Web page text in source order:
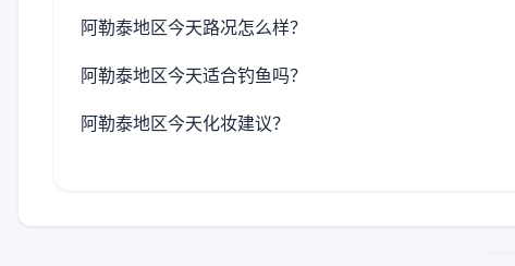
阿勒泰地区今天路况怎么样？
阿勒泰地区今天适合钓鱼吗？
阿勒泰地区今天化妆建议？